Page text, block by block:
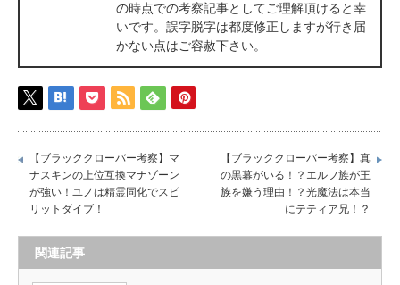
の時点での考察記事としてご理解頂けると幸
いです。誤字脱字は都度修正しますが行き届
かない点はご容赦下さい。
【ブラッククローバー考察】マ
ナスキンの上位互換マナゾーン
が強い！ユノは精霊同化でスピ
リットダイブ！
【ブラッククローバー考察】真
の黒幕がいる！？エルフ族が王
族を嫌う理由！？光魔法は本当
にテティア兄！？
関連記事